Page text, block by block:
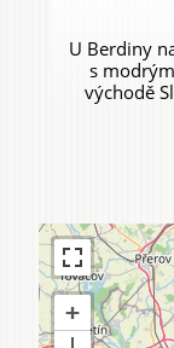
U Berdiny
s
východě